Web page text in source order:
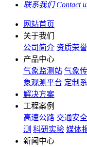
联系我们 Contact
网站首页
关于我们
公司简介 资质荣誉
产品中心
气象监测站 气象
象观测平台 定制
解决方案
工程案例
高速公路 交通安全
测 科研实验 媒体
新闻中心